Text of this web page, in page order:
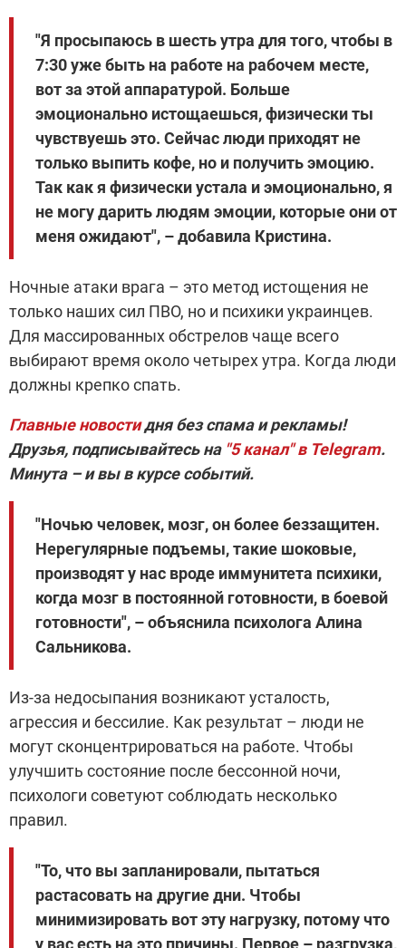
"Я просыпаюсь в шесть утра для того, чтобы в
7:30 уже быть на работе на рабочем месте,
вот за этой аппаратурой. Больше
эмоционально истощаешься, физически ты
чувствуешь это. Сейчас люди приходят не
только выпить кофе, но и получить эмоцию.
Так как я физически устала и эмоционально, я
не могу дарить людям эмоции, которые они от
меня ожидают", – добавила Кристина.
Ночные атаки врага – это метод истощения не
только наших сил ПВО, но и психики украинцев.
Для массированных обстрелов чаще всего
выбирают время около четырех утра. Когда люди
должны крепко спать.
Главные новостидня без спама и рекламы!
Друзья, подписывайтесь на "5 канал" в Telegram.
Минута – и вы в курсе событий.
"Ночью человек, мозг, он более беззащитен.
Нерегулярные подъемы, такие шоковые,
производят у нас вроде иммунитета психики,
когда мозг в постоянной готовности, в боевой
готовности", – объяснила психолога Алина
Сальникова.
Из-за недосыпания возникают усталость,
агрессия и бессилие. Как результат – люди не
могут сконцентрироваться на работе. Чтобы
улучшить состояние после бессонной ночи,
психологи советуют соблюдать несколько
правил.
"То, что вы запланировали, пытаться
растасовать на другие дни. Чтобы
минимизировать вот эту нагрузку, потому что
у вас есть на это причины. Первое – разгрузка,